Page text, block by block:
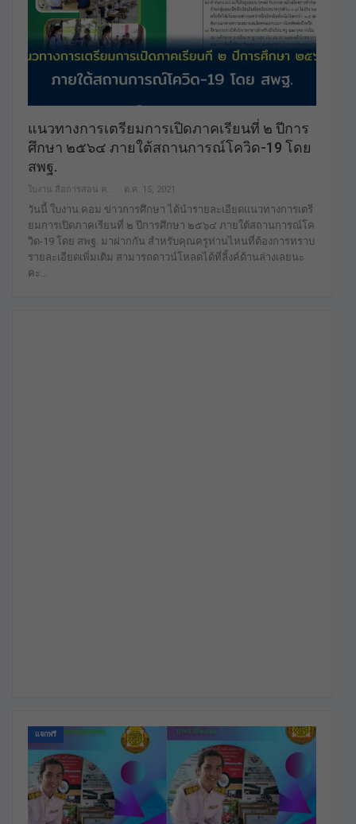
แนวทางการเตรียมการเปิดภาคเรียนที่ ๒ ปีการ
ศึกษา ๒๕๖๔ ภายใต้สถานการณ์โควิด-19 โดย
สพฐ.
ต.ค. 15, 2021
วันนี้ ใบงาน.คอม ข่าวการศึกษา ได้นำรายละเอียดแนวทางการเตรี
ยมการเปิดภาคเรียนที่ ๒ ปีการศึกษา ๒๕๖๔ ภายใต้สถานการณ์โค
วิด-19 โดย สพฐ. มาฝากกัน สำหรับคุณครูท่านไหนที่ต้องการทราบ
รายละเอียดเพิ่มเติม สามารถดาวน์โหลดได้ที่ลิ้งค์ด้านล่างเลยนะ
คะ…
แจกฟรี